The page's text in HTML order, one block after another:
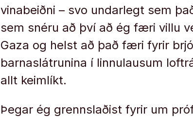
vinabeiðni – svo undarlegt sem
sem snéru að því að ég færi villu
Gaza og helst að það færi fyrir
barnaslátrunina í linnulausum
allt keimlíkt.
Þegar ég grennslaðist fyrir um